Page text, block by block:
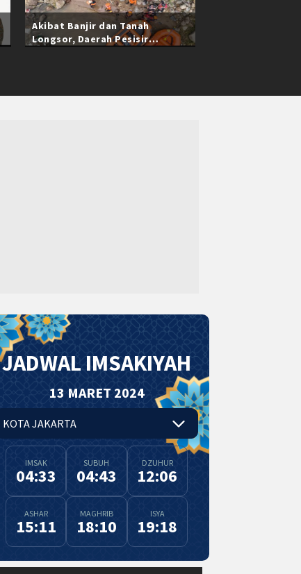
Akibat Banjir dan Tanah
Longsor, Daerah Pesisir
JADWAL IMSAKIYAH
13 MARET 2024
IMSAK
04:33
SUBUH
04:43
DZUHUR
12:06
ASHAR
15:11
MAGHRIB
18:10
ISYA
19:18